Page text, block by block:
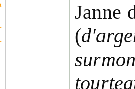
Janne
(